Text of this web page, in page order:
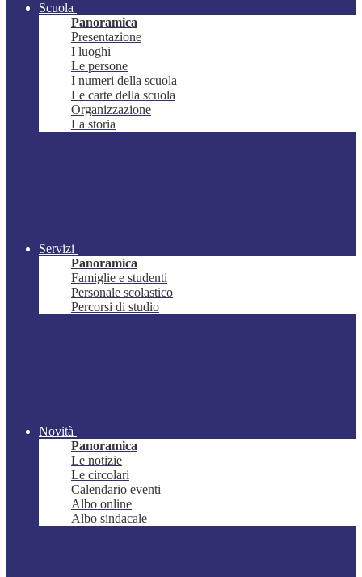
Scuola
Panoramica
Presentazione
I luoghi
Le persone
I numeri della scuola
Le carte della scuola
Organizzazione
La storia
Servizi
Panoramica
Famiglie e studenti
Personale scolastico
Percorsi di studio
Novità
Panoramica
Le notizie
Le circolari
Calendario eventi
Albo online
Albo sindacale